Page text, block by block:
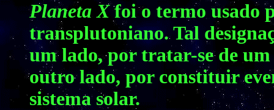
Planeta Xfoi o termo usado
transplutoniano. Tal
um lado, por tratar-se de
outro lado, por constituir
sistema solar.